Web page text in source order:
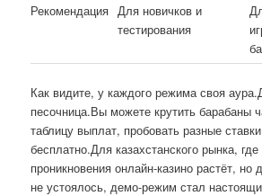
Рекомендация Для новичков и
тестирования
Как видите, у каждого режима своя
песочница.Вы можете крутить барабаны
таблицу выплат, пробовать разные
бесплатно.Для казахстанского рынка,
проникновения онлайн-казино растёт,
не устоялось, демо-режим стал